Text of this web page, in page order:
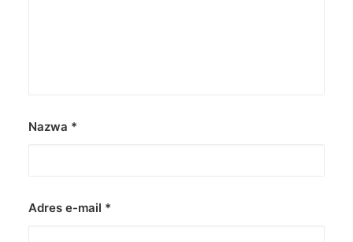
Nazwa *
Adres e-mail *